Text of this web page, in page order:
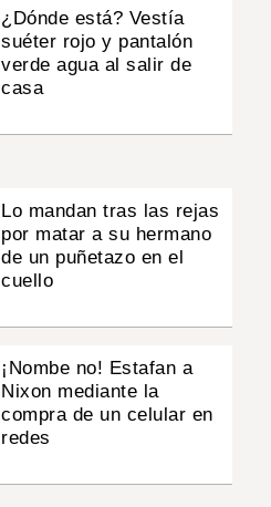
¿Dónde está? Vestía
suéter rojo y pantalón
verde agua al salir de
casa
Lo mandan tras las rejas
por matar a su hermano
de un puñetazo en el
cuello
¡Nombe no! Estafan a
Nixon mediante la
compra de un celular en
redes